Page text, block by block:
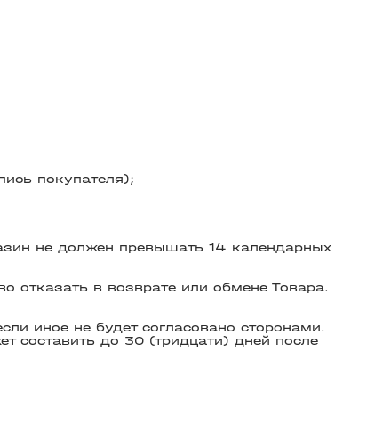
покупателя);
не должен превышать 14 календарных
отказать в возврате или обмене Товара.
иное не будет согласовано сторонами.
составить до 30 (тридцати) дней после